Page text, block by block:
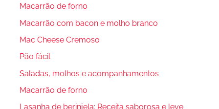
Macarrão de forno
Macarrão com bacon e molho branco
Mac Cheese Cremoso
Pão fácil
Saladas, molhos e acompanhamentos
Macarrão de forno
Lasanha de berinjela: Receita saborosa e leve